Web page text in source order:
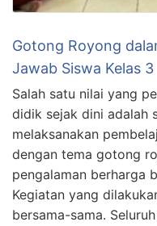
Gotong Royong
Jawab Siswa Kelas 3
Salah satu nilai yang
didik sejak dini adalah
melaksanakan
dengan tema gotong
pengalaman berharga
Kegiatan yang
bersama-sama.